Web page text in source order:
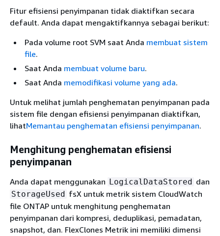
Fitur efisiensi penyimpanan tidak diaktifkan secara
default. Anda dapat mengaktifkannya sebagai berikut:
Pada volume root SVM saat Anda membuat sistem
file.
Saat Anda membuat volume baru.
Saat Anda memodifikasi volume yang ada.
Untuk melihat jumlah penghematan penyimpanan pada
sistem file dengan efisiensi penyimpanan diaktifkan,
lihatMemantau penghematan efisiensi penyimpanan.
Menghitung penghematan efisiensi
penyimpanan
Anda dapat menggunakan LogicalDataStored dan
StorageUsed fsX untuk metrik sistem CloudWatch
file ONTAP untuk menghitung penghematan
penyimpanan dari kompresi, deduplikasi, pemadatan,
snapshot, dan. FlexClones Metrik ini memiliki dimensi